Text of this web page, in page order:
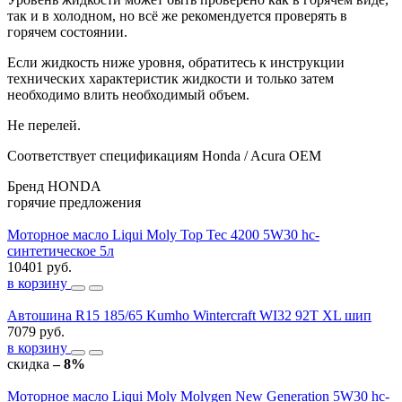
так и в холодном, но всё же рекомендуется проверять в
горячем состоянии.
Если жидкость ниже уровня, обратитесь к инструкции
технических характеристик жидкости и только затем
необходимо влить необходимый объем.
Не перелей.
Соответствует спецификациям Honda / Acura OEM
Бренд HONDA
горячие предложения
Моторное масло Liqui Moly Top Tec 4200 5W30 hc-
синтетическое 5л
10401 руб.
в корзину
Автошина R15 185/65 Kumho Wintercraft WI32 92T XL шип
7079 руб.
в корзину
скидка– 8%
Моторное масло Liqui Moly Molygen New Generation 5W30 hc-